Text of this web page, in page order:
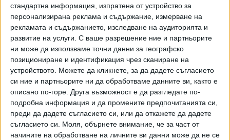
стандартна информация, изпратена от устройство за
персонализирана реклама и съдържание, измерване на
рекламата и съдържанието, изследване на аудиторията и
развитие на услуги. С ваше разрешение ние и партньорите
ни може да използваме точни данни за географско
позициониране и идентификация чрез сканиране на
устройството. Можете да кликнете, за да дадете съгласието
си ние и партньорите ни да обработваме данните ви, както е
описано по-горе. Друга възможност е да разгледате по-
подробна информация и да промените предпочитанията си,
преди да дадете съгласието си, или да откажете да дадете
съгласието си. Моля, обърнете внимание, че за част от
начините на обработване на личните ви данни може да не се
за погасяване на падежи на стари задължения.
"Параметрите на държавния дълг са работа на
Министерския съвет и Министерството на финансите в
рамките на годишния бюджетен закон, не може народни
представители да ги определят в преходни разпоредби
на други закони", посочи Петкова. Подобно изказване
направи и друг ексминистър на финансите - Асен Василев
от ПП. Той дори предупреди ПБ, че ако действат по
бързата писта, а не следват стъпките за промени,
свързани с дълга - МС - тристранен съвет - парламент,
"Продължаваме промяната" ще сезира Конституционния